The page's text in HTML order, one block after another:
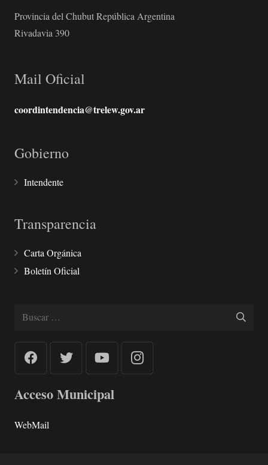
Provincia del Chubut República Argentina
Rivadavia 390
Mail Oficial
coordintendencia@trelew.gov.ar
Gobierno
Intendente
Transparencia
Carta Orgánica
Boletín Oficial
Buscar:
Acceso Municipal
WebMail